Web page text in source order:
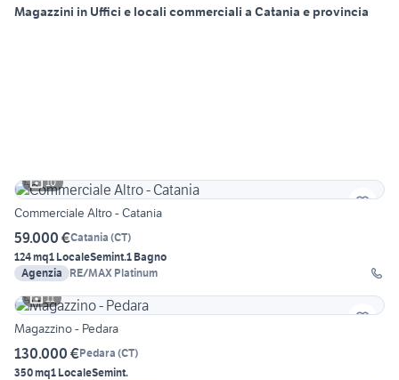
Magazzini in Uffici e locali commerciali a Catania e provincia
10
Commerciale Altro - Catania
59.000 €Catania (CT)
124 mq1 LocaleSemint.1 Bagno
Agenzia
RE/MAX Platinum
11
Magazzino - Pedara
130.000 €Pedara (CT)
350 mq1 LocaleSemint.